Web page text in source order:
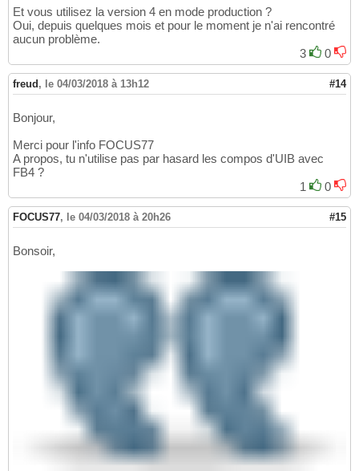
Et vous utilisez la version 4 en mode production ?
Oui, depuis quelques mois et pour le moment je n'ai rencontré
aucun problème.
3
0
freud , le 04/03/2018 à 13h12 #14
Bonjour,
Merci pour l'info FOCUS77
A propos, tu n'utilise pas par hasard les compos d'UIB avec
FB4 ?
1
0
FOCUS77, le 04/03/2018 à 20h26 #15
Bonsoir,